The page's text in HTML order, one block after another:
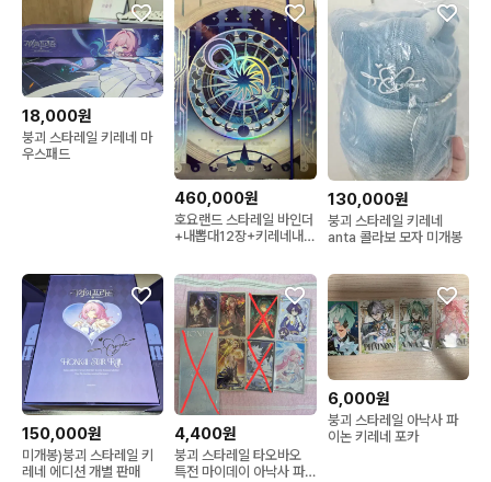
18,000원
붕괴 스타레일 키레네 마
우스패드
460,000원
호요랜드 스타레일 바인더
+내뽑대12장+키레네내뽑
130,000원
붕괴 스타레일 키레네
anta 콜라보 모자 미개봉
150,000원
미개봉)붕괴 스타레일 키
레네 에디션 개별 판매
4,400원
붕괴 스타레일 타오바오
특전 마이데이 아낙사 파
6,000원
붕괴 스타레일 아낙사 파
이논 키레네 포카